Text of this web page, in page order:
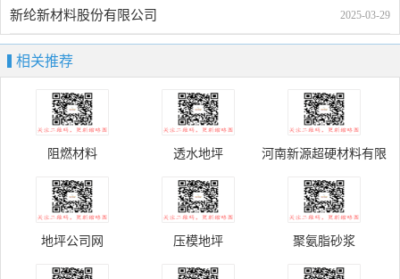
2025-03-29
新纶新材料股份有限公司
相关推荐
阻燃材料 透水地坪 河南新源超硬材料有限
公司
地坪公司网 压模地坪 聚氨脂砂浆